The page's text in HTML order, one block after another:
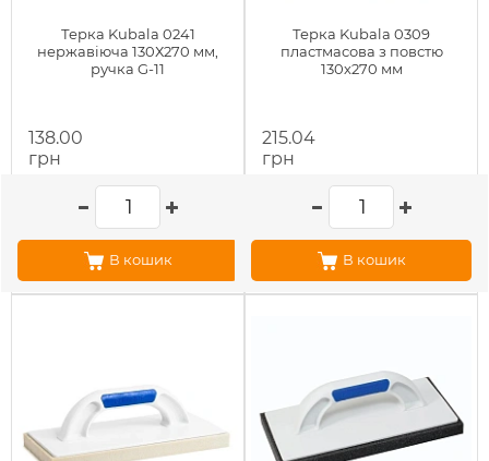
Терка Kubala 0241
нержавіюча 130Х270 мм,
ручка G-11
138.00
грн
В кошик
Терка Kubala 0309
пластмасова з повстю
130х270 мм
215.04
грн
В кошик